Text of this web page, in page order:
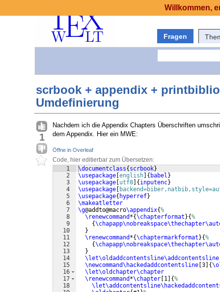
Fragen
scrbook + appendix +
Umdefinierung
1
Nachdem ich die Appendix Chapters Überschriften
dem Appendix. Hier ein MWE:
Öffne in Overleaf
Code, hier editierbar zum Übersetzen:
1
2
3
4
5
6
7
8
9
10
11
12
13
14
15
16
17
18
\documentclass{ scrbook}
\usepackage english { babel }
\usepackage utf8 { inputenc}
\usepackage
\usepackage{ hyperref}
\makeatletter
\g@addto@macro\appendix{%
\renewcommand *{\chapterformat }{%
{
}
\renewcommand *{\chaptermarkformat }{%
{
}
\let\oldaddcontentsline\addcontentsline
\newcommand\hackedaddcontentsline 3 {
\let\oldchapter\chapter
\renewcommand *\chapter 1 {%
Willkommen,